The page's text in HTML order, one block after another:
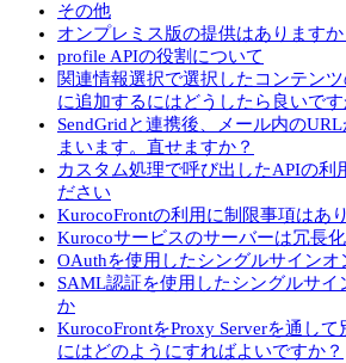
その他
オンプレミス版の提供はありますか
profile APIの役割について
関連情報選択で選択したコンテン
に追加するにはどうしたら良いです
SendGridと連携後、メール内の
まいます。直せますか？
カスタム処理で呼び出したAPIの利
ださい
KurocoFrontの利用に制限事項はあ
Kurocoサービスのサーバーは冗長
OAuthを使用したシングルサインオ
SAML認証を使用したシングルサイ
か
KurocoFrontをProxy Serverを通し
にはどのようにすればよいですか？